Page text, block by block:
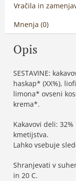
Vračila in
Mnenja (0)
Opis
SESTAVINE:
haskap* (XX%),
limona* ovseni
krema*.
Kakavovi deli:
kmetijstva.
Lahko vsebuje
Shranjevati v
in 20 C.